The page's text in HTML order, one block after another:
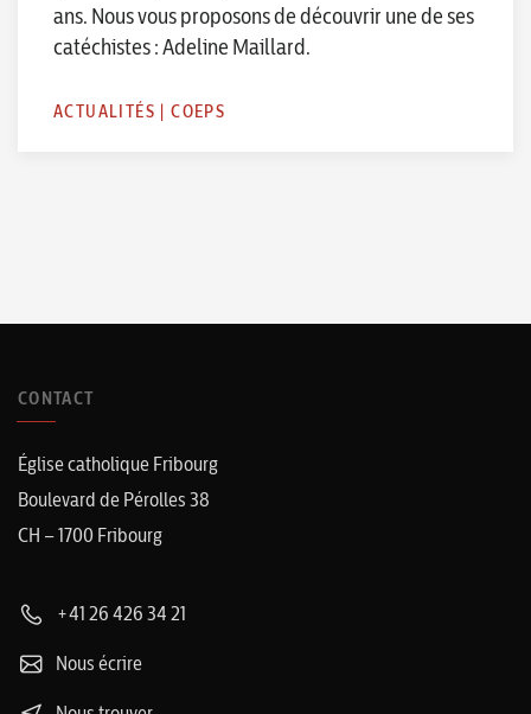
ans. Nous vous proposons de découvrir une de ses
catéchistes : Adeline Maillard.
ACTUALITÉS |COEPS
CONTACT
Église catholique Fribourg
Boulevard de Pérolles 38
CH – 1700 Fribourg
+41 26 426 34 21
Nous écrire